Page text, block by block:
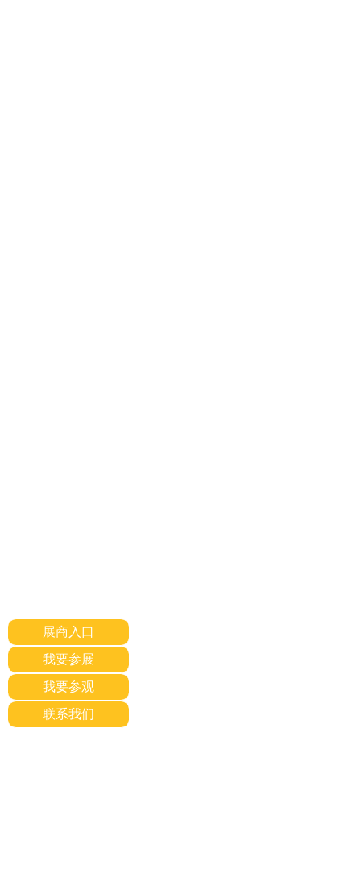
展商入口
我要参展
我要参观
联系我们